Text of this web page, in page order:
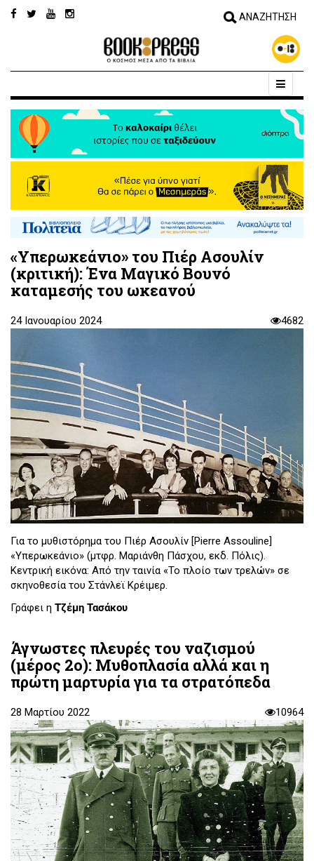
«Υπερωκεάνιο» του Πιέρ Ασουλίν
(κριτική): Ένα Μαγικό Βουνό
καταμεσής του ωκεανού
24 Ιανουαρίου 2024 4682
Για το μυθιστόρημα του Πιέρ Ασουλίν [Pierre Assouline]
«Υπερωκεάνιο» (μτφρ. Μαριάνθη Πάσχου, εκδ. Πόλις).
Κεντρική εικόνα: Aπό την ταινία «Το πλοίο των τρελών» σε
σκηνοθεσία του Στάνλεϊ Κρέιμερ.
Γράφει η Τζέμη Τασάκου
Άγνωστες πλευρές του ναζισμού
(μέρος 2ο): Μυθοπλασία αλλά και η
πρώτη μαρτυρία για τα στρατόπεδα
28 Μαρτίου 2022 10964